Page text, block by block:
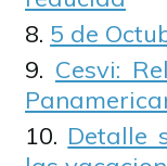
5 de
Cesvi:
Detalle